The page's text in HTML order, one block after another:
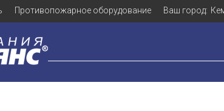
Противопожарное оборудование Ваш город: